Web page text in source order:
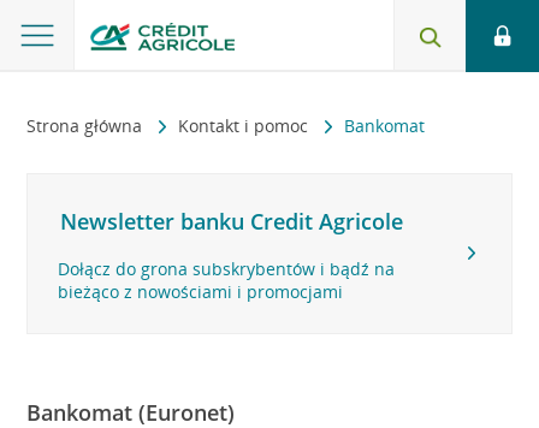
Strona główna Kontakt i pomoc Bankomat
Newsletter banku Credit Agricole
Dołącz do grona subskrybentów i bądź na
bieżąco z nowościami i promocjami
Bankomat (Euronet)